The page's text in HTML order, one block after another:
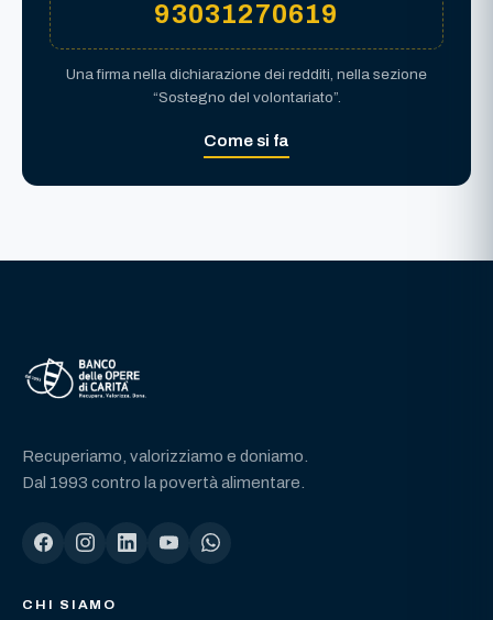
93031270619
Una firma nella dichiarazione dei redditi, nella sezione
“Sostegno del volontariato”.
Come si fa
Recuperiamo, valorizziamo e doniamo.
Dal 1993 contro la povertà alimentare.
CHI SIAMO